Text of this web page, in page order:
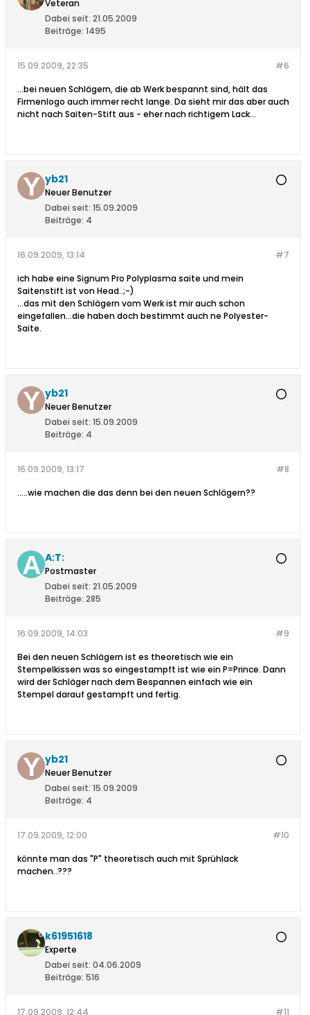
Veteran
Dabei seit: 21.05.2009
Beiträge: 1495
#6
15.09.2009, 22:35
...bei neuen Schlägern, die ab Werk bespannt sind, hält das
Firmenlogo auch immer recht lange. Da sieht mir das aber auch
nicht nach Saiten-Stift aus - eher nach richtigem Lack...
yb21
Neuer Benutzer
Dabei seit: 15.09.2009
Beiträge: 4
#7
16.09.2009, 13:14
ich habe eine Signum Pro Polyplasma saite und mein
Saitenstift ist von Head..;-)
...das mit den Schlägern vom Werk ist mir auch schon
eingefallen...die haben doch bestimmt auch ne Polyester-
Saite.
yb21
Neuer Benutzer
Dabei seit: 15.09.2009
Beiträge: 4
#8
16.09.2009, 13:17
.....wie machen die das denn bei den neuen Schlägern??
A:T:
Postmaster
Dabei seit: 21.05.2009
Beiträge: 285
#9
16.09.2009, 14:03
Bei den neuen Schlägern ist es theoretisch wie ein
Stempelkissen was so eingestampft ist wie ein P=Prince. Dann
wird der Schläger nach dem Bespannen einfach wie ein
Stempel darauf gestampft und fertig.
yb21
Neuer Benutzer
Dabei seit: 15.09.2009
Beiträge: 4
#10
17.09.2009, 12:00
könnte man das "P" theoretisch auch mit Sprühlack
machen..???
k61951618
Experte
Dabei seit: 04.06.2009
Beiträge: 516
#11
17.09.2009, 12:44